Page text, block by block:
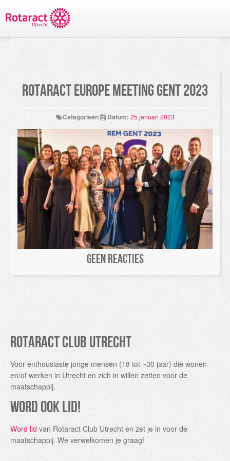
Rotaract Europe Meeting Gent 2023
Categorieën Datum: 25 januari 2023
Geen reacties
Rotaract Club Utrecht
Voor enthousiaste jonge mensen (18 tot ~30 jaar) die wonen
en/of werken in Utrecht en zich in willen zetten voor de
maatschappij.
Word ook lid!
Word lid van Rotaract Club Utrecht en zet je in voor de
maatschappij. We verwelkomen je graag!